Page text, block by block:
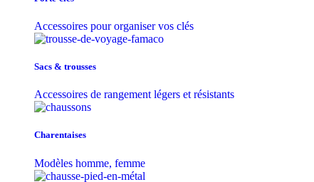
Accessoires pour organiser vos clés
Sacs & trousse​s
Accessoires de rangement légers et résistants
Charentaises
Modèles homme, femme